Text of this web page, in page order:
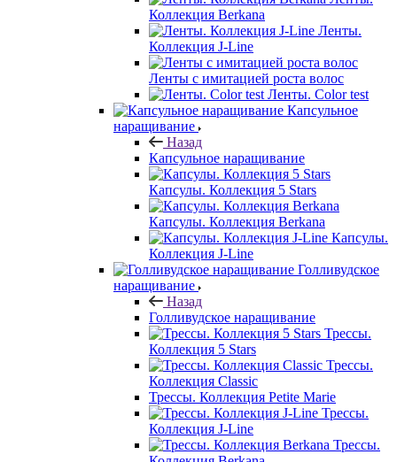
Коллекция Berkana
Ленты.
Коллекция J-Line
Ленты с имитацией роста волос
Ленты. Color test
Капсульное
наращивание
Назад
Капсульное наращивание
Капсулы. Коллекция 5 Stars
Капсулы. Коллекция Berkana
Капсулы.
Коллекция J-Line
Голливудское
наращивание
Назад
Голливудское наращивание
Трессы.
Коллекция 5 Stars
Трессы.
Коллекция Classic
Трессы. Коллекция Petite Marie
Трессы.
Коллекция J-Line
Трессы.